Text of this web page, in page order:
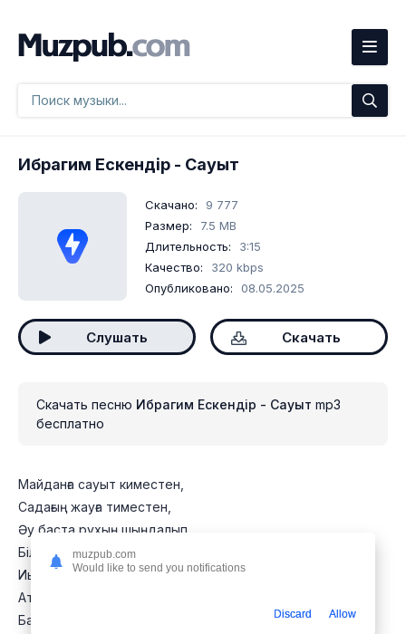
Ибрагим Ескендір - Сауыт
Скачано:
9 777
Размер:
7.5 MB
Длительность:
3:15
Качество:
320 kbps
Опубликовано:
08.05.2025
Слушать Скачать
Скачать песню Ибрагим Ескендір - Сауыт mp3
бесплатно
Майданға сауыт киместен,
Садағың жауға тиместен,
Әу баста рухың шыңдалып,
Білектің күші мыңды алып,
Иыққа іліп өгізді,
Атадан қалған нық ізді,
Басуға сен де лайық бол,
muzpub.com
Would like to send you notifications
Discard Allow